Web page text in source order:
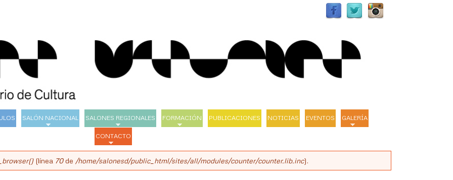
SALÓN NACIONAL SALONES REGIONALES FORMACIÓN PUBLICACIONES NOTICIAS EVENTOS GALERÍA
CONTACTO
(línea 70de /home/salonesd/public_html/sites/all/modules/counter/counter.lib.inc).